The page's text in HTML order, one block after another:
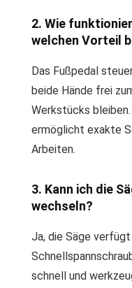
2. Wie
welchen Vorteil
Das Fußpedal
beide Hände frei
Werkstücks
ermöglicht exakte
Arbeiten.
3. Kann ich die
wechseln?
Ja, die Säge verfügt
schnell und